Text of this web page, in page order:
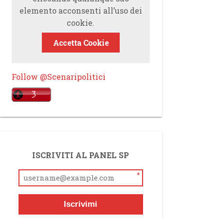
elemento acconsenti all’uso dei
cookie.
Accetta Cookie
Follow @Scenaripolitici
ISCRIVITI AL PANEL SP
*
Iscrivimi